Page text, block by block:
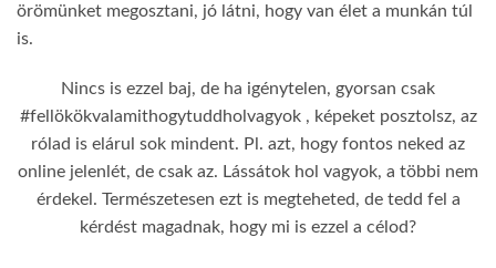
örömünket megosztani, jó látni, hogy van élet a munkán túl
is.
Nincs is ezzel baj, de ha igénytelen, gyorsan csak
#fellökökvalamithogytuddholvagyok , képeket posztolsz, az
rólad is elárul sok mindent. Pl. azt, hogy fontos neked az
online jelenlét, de csak az. Lássátok hol vagyok, a többi nem
érdekel. Természetesen ezt is megteheted, de tedd fel a
kérdést magadnak, hogy mi is ezzel a célod?